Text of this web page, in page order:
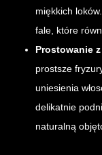
miękkich
fale, które
Prostowanie
prostsze
uniesienia
delikatnie
naturalną